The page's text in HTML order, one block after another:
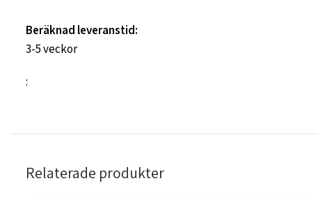
Beräknad leveranstid:
3-5 veckor
:
Relaterade produkter